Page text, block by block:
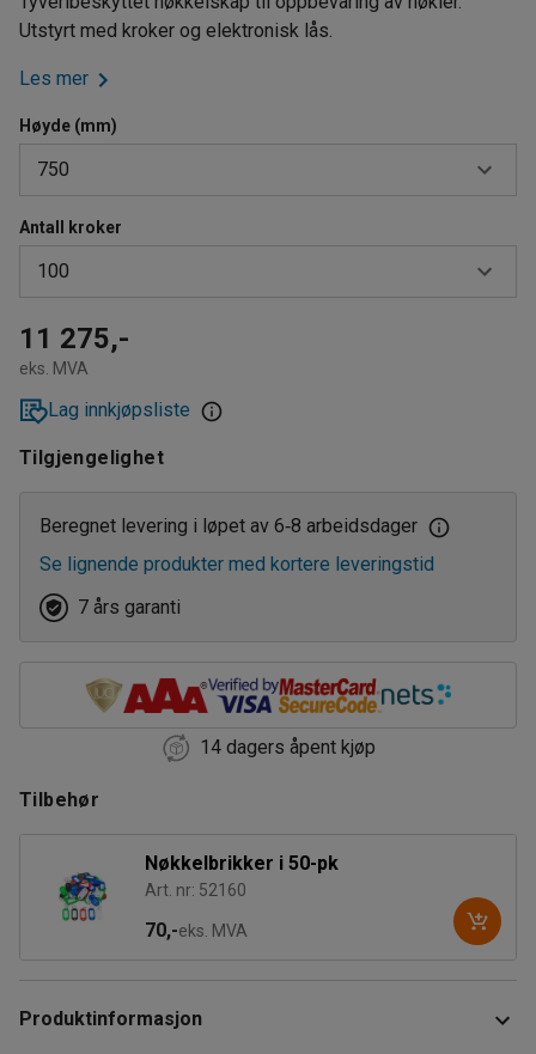
Utstyrt med kroker og elektronisk lås.
Les mer
Høyde (mm)
750
450
750
1250
1500
Antall kroker
100
42
100
140
372
11 275,-
eks. MVA
Lag innkjøpsliste
Tilgjengelighet
Beregnet levering i løpet av 6‑8 arbeidsdager
Se lignende produkter med kortere leveringstid
7 års garanti
14 dagers åpent kjøp
Tilbehør
Nøkkelbrikker i 50-pk
Art. nr: 52160
70,-eks. MVA
Produktinformasjon